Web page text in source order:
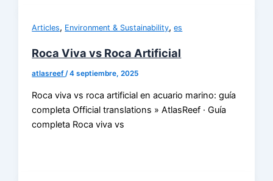
Articles, Environment & Sustainability,es
Roca Viva vs Roca Artificial
atlasreef/4 septiembre, 2025
Roca viva vs roca artificial en acuario marino: guía
completa Official translations » AtlasReef · Guía
completa Roca viva vs